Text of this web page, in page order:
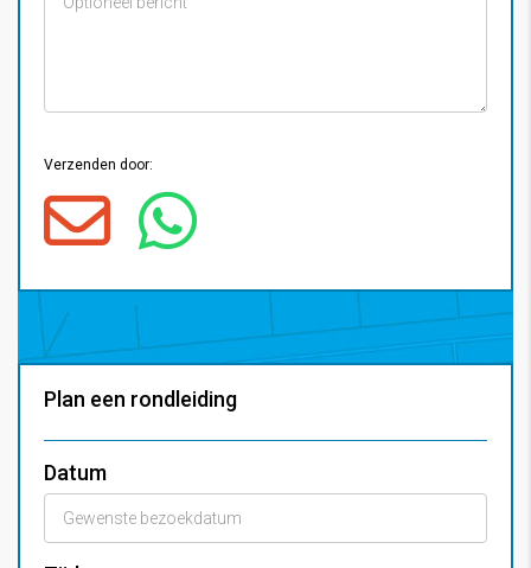
Verzenden door:
Plan een rondleiding
Datum